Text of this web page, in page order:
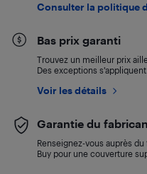
Consulter la politique
Bas prix garanti
Trouvez un meilleur prix
Des exceptions s’appliquent.
Voir les détails
Garantie du
Renseignez-vous auprès
Buy pour une couverture